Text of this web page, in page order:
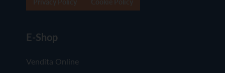
E-Shop
Vendita Online